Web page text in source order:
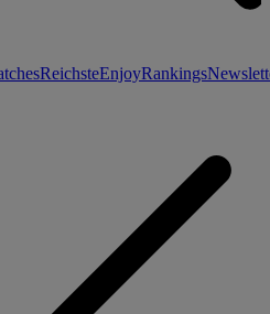
ReichsteEnjoyRankings